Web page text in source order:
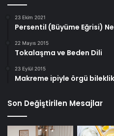
23 Ekim 2021
Persentil (Büyüme Eğrisi)
22 Mayıs 2015
Tokalaşma ve Beden Dili
23 Eylül 2015
Makreme ipiyle örgü bileklik
Son Değiştirilen Mesajlar